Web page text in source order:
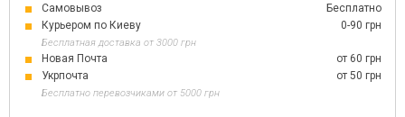
Самовывоз
Бесплатно
Курьером по Киеву
0-90 грн
Бесплатная доставка от 3000 грн
Новая Почта
от 60 грн
Укрпочта
от 50 грн
Бесплатно перевозчиками от 5000 грн